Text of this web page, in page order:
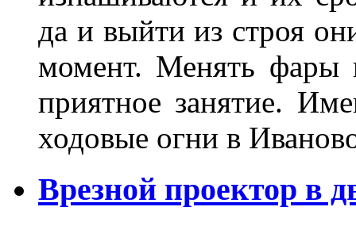
да и выйти из строя
момент. Менять
приятное занятие.
ходовые огни в
Врезной проектор в